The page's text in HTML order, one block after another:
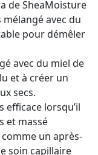
de SheaMoisture
avec du
pour démêler
avec du miel de
et à créer un
secs.
efficace lorsqu’il
et massé
un après-
soin capillaire